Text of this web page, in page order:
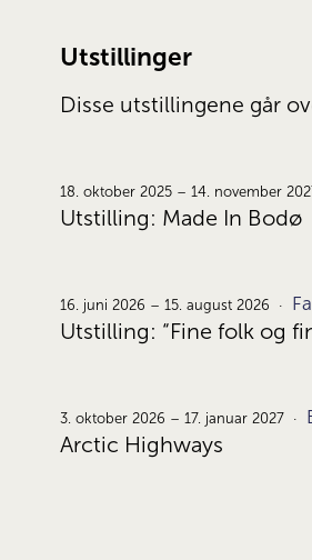
Utstillinger
Disse utstillingene går
18. oktober 2025 – 14. november
Utstilling: Made In Bodø
16. juni 2026 – 15. august 2026
Utstilling: “Fine folk og
3. oktober 2026 – 17. januar 2027
Arctic Highways